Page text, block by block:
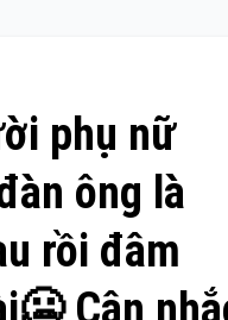
phụ nữ
ông là
rồi đâm
Cân